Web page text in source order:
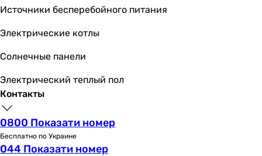
Источники бесперебойного питания
Электрические котлы
Солнечные панели
Электрический теплый пол
Контакты
0800 Показати номер
Бесплатно по Украине
044 Показати номер